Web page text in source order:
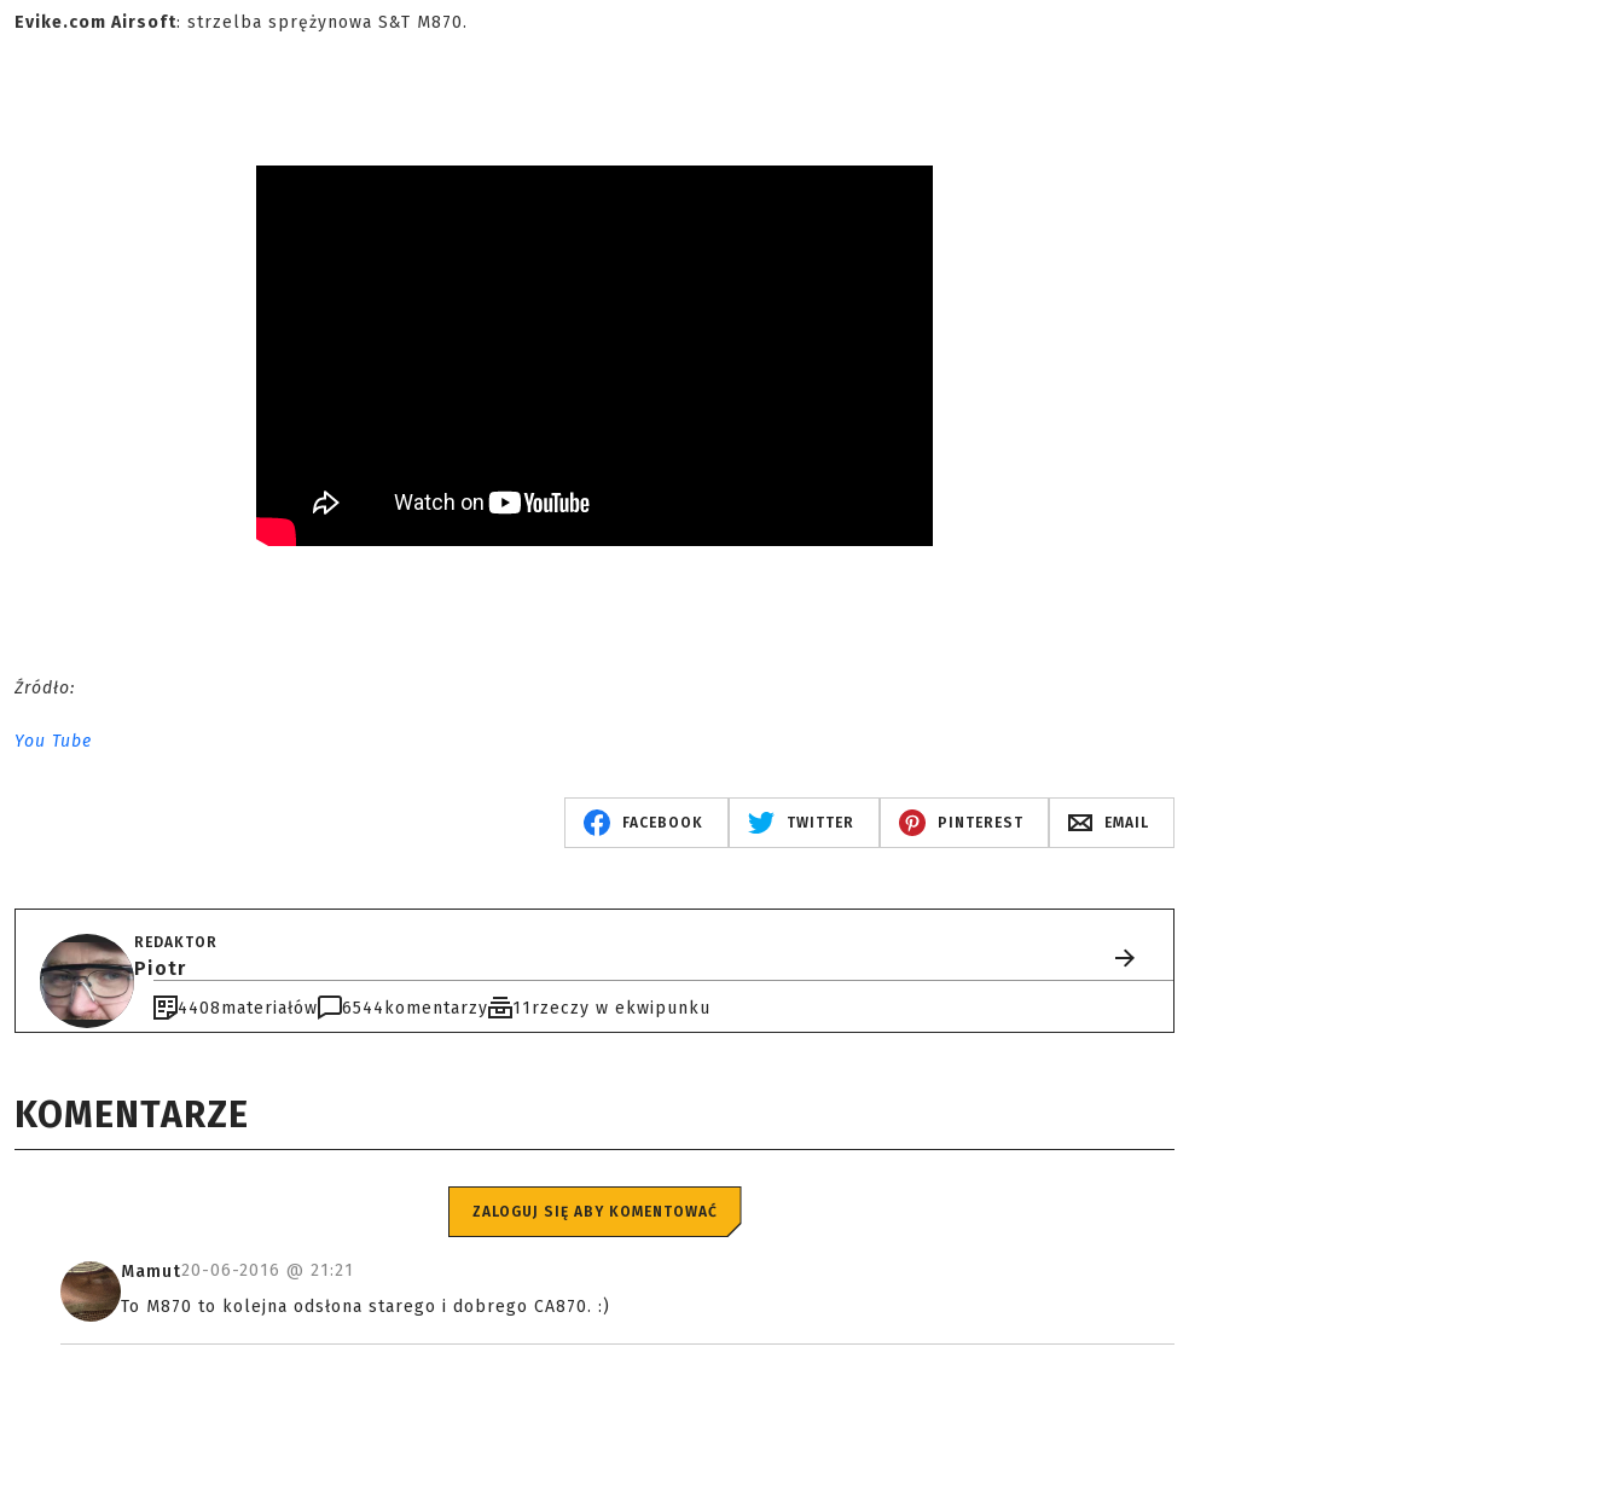
Evike.com Airsoft: strzelba sprężynowa S&T M870.
Źródło:
You Tube
FACEBOOK TWITTER PINTEREST EMAIL
REDAKTOR
Piotr
4408materiałów 6544 komentarzy 11rzeczy w ekwipunku
KOMENTARZE
ZALOGUJ SIĘ ABY KOMENTOWAĆ
Mamut20-06-2016 @ 21:21
To M870 to kolejna odsłona starego i dobrego CA870. :)